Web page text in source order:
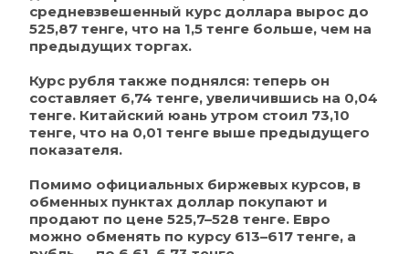
средневзвешенный курс доллара вырос до
525,87 тенге, что на 1,5 тенге больше, чем на
предыдущих торгах.
Курс рубля также поднялся: теперь он
составляет 6,74 тенге, увеличившись на 0,04
тенге. Китайский юань утром стоил 73,10
тенге, что на 0,01 тенге выше предыдущего
показателя.
Помимо официальных биржевых курсов, в
обменных пунктах доллар покупают и
продают по цене 525,7–528 тенге. Евро
можно обменять по курсу 613–617 тенге, а